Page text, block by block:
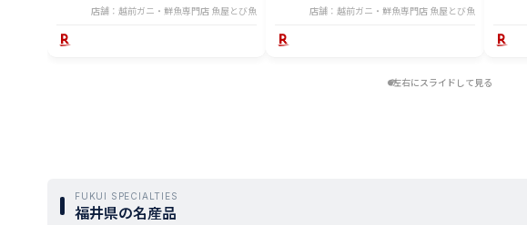
店舗：越前ガニ・鮮魚専門店 魚屋とび魚 店舗：越前ガニ・鮮魚専門店 魚屋とび魚
左右にスライドして見る
FUKUI SPECIALTIES
福井県の名産品